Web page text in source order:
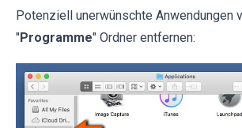
Potenziell unerwünschte Anwendungen
"Programme" Ordner entfernen: